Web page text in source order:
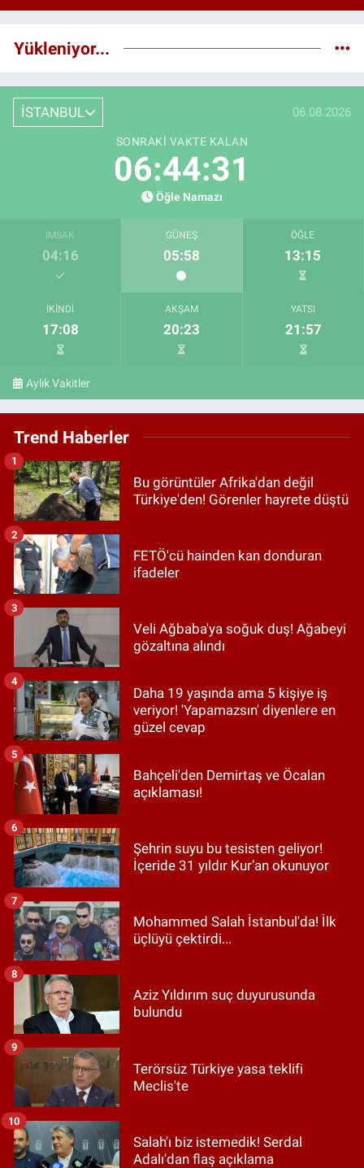
Yükleniyor...
İSTANBUL 06.08.2026
SONRAKI VAKTE KALAN
06:44:30
Öğle Namazı
İMSAK
04:16
GÜNEŞ
05:58
ÖĞLE
13:15
İKINDI
17:08
AKŞAM
20:23
YATSI
21:57
Aylık Vakitler
Trend Haberler
Bu görüntüler Afrika'dan değil
Türkiye'den! Görenler hayrete düştü
1
FETÖ'cü hainden kan donduran
ifadeler
2
Veli Ağbaba'ya soğuk duş! Ağabeyi
gözaltına alındı
3
Daha 19 yaşında ama 5 kişiye iş
veriyor! 'Yapamazsın' diyenlere en
güzel cevap
4
Bahçeli'den Demirtaş ve Öcalan
açıklaması!
5
Şehrin suyu bu tesisten geliyor!
İçeride 31 yıldır Kur’an okunuyor
6
Mohammed Salah İstanbul'da! İlk
üçlüyü çektirdi...
7
Aziz Yıldırım suç duyurusunda
bulundu
8
Terörsüz Türkiye yasa teklifi
Meclis'te
9
Salah'ı biz istemedik! Serdal
Adalı'dan flaş açıklama
10